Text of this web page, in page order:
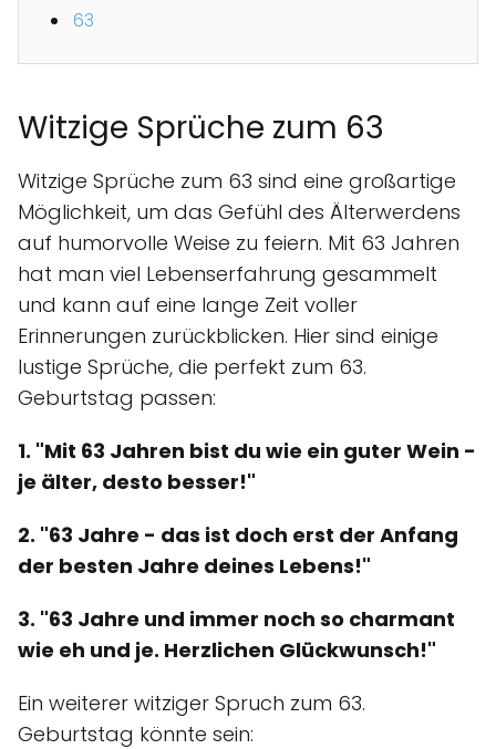
63
Witzige Sprüche zum 63
Witzige Sprüche zum 63 sind eine großartige
Möglichkeit, um das Gefühl des Älterwerdens
auf humorvolle Weise zu feiern. Mit 63 Jahren
hat man viel Lebenserfahrung gesammelt
und kann auf eine lange Zeit voller
Erinnerungen zurückblicken. Hier sind einige
lustige Sprüche, die perfekt zum 63.
Geburtstag passen:
1. "Mit 63 Jahren bist du wie ein guter Wein -
je älter, desto besser!"
2. "63 Jahre - das ist doch erst der Anfang
der besten Jahre deines Lebens!"
3. "63 Jahre und immer noch so charmant
wie eh und je. Herzlichen Glückwunsch!"
Ein weiterer witziger Spruch zum 63.
Geburtstag könnte sein: